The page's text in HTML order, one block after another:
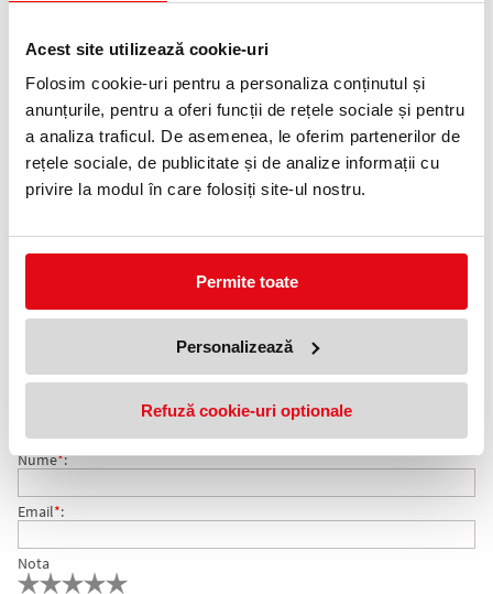
Acest site utilizează cookie-uri
Folosim cookie-uri pentru a personaliza conținutul și
anunțurile, pentru a oferi funcții de rețele sociale și pentru
a analiza traficul. De asemenea, le oferim partenerilor de
rețele sociale, de publicitate și de analize informații cu
privire la modul în care folosiți site-ul nostru.
Permite toate
Personalizează
Refuză cookie-uri optionale
Informatii livrare
Telefon:
Volum: 62.5 ml.
Produce linii clare şi definite.
COMENTARII CERNEALA 4001 PELIKAN 62.5 ML
Nu exista comentarii. Fii primul care comenteaza acest produs!
Adresa de e-mail ramane confidentiala si nu va fi afisata pe site.
Nume*:
Email*:
Nota